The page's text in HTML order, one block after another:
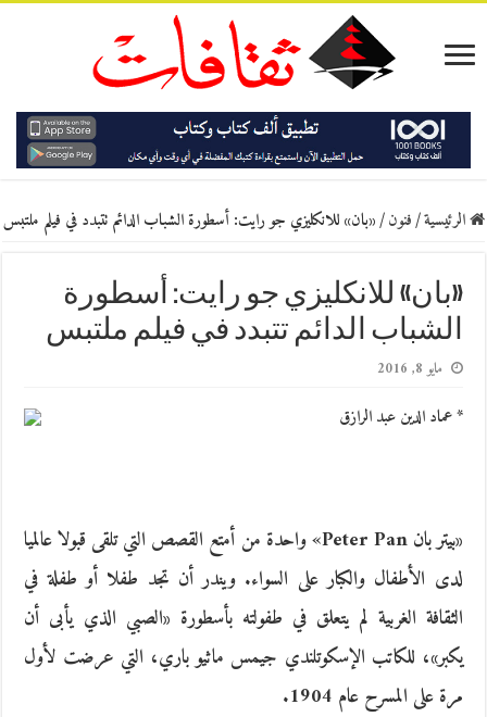
الرئيسية/فنون/«بان» للانكليزي جو رايت: أسطورة الشباب الدائم تتبدد في فيلم ملتبس
«بان» للانكليزي جو رايت: أسطورة
الشباب الدائم تتبدد في فيلم ملتبس
مايو 8, 2016
* عماد الدين عبد الرازق
«بيتر بان Peter Pan» واحدة من أمتع القصص التي تلقى قبولا عالميا
لدى الأطفال والكبار على السواء. ويندر أن تجد طفلا أو طفلة في
الثقافة الغربية لم يتعلق في طفولته بأسطورة «الصبي الذي يأبى أن
يكبر»، للكاتب الإسكوتلندي جيمس ماثيو باري، التي عرضت لأول
مرة على المسرح عام 1904.